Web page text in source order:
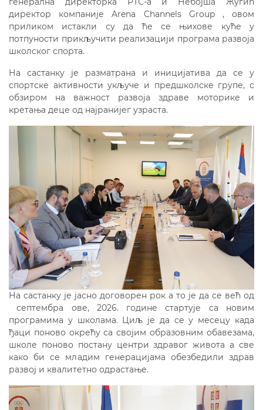
директор компаније Arena Channels Group , овом
приликом истакли су да ће се њихове куће у
потпуности прикључити реализацији програма развоја
школског спорта.
На састанку је разматрана и иницијатива да се у
спортске активности укључе и предшколске групе, с
обзиром на важност развоја здраве моторике и
кретања деце од најранијег узраста.
На састанку је јасно договорен рок а то је да се већ од
септембра ове, 2026. године стартује са новим
програмима у школама. Циљ је да се у месецу када
ђаци поново окрећу са својим образовним обавезама,
школе поново постану центри здравог живота а све
како би се младим генерацијама обезбедили здрав
развој и квалитетно одрастање.